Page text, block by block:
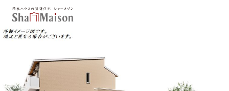
保存した条件